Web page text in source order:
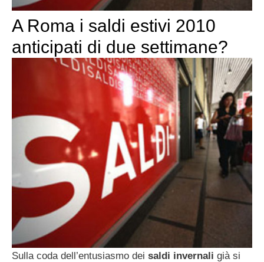
A Roma i saldi estivi 2010
anticipati di due settimane?
Sulla coda dell’entusiasmo dei saldi invernali già si